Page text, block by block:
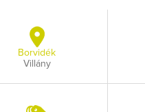
Borvidék
Villány